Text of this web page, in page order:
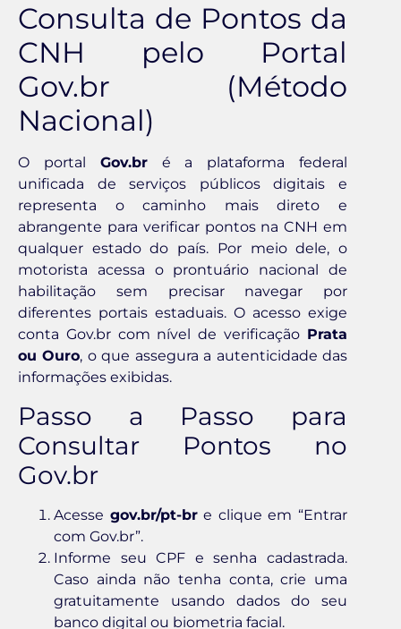
Consulta de Pontos da
CNH pelo Portal
Gov.br (Método
Nacional)
O portal Gov.bré a plataforma federal
unificada de serviços públicos digitais e
representa o caminho mais direto e
abrangente para verificar pontos na CNH em
qualquer estado do país. Por meio dele, o
motorista acessa o prontuário nacional de
habilitação sem precisar navegar por
diferentes portais estaduais. O acesso exige
conta Gov.br com nível de verificação Prata
ou Ouro, o que assegura a autenticidade das
informações exibidas.
Passo a Passo para
Consultar Pontos no
Gov.br
Acesse gov.br/pt-bre clique em “Entrar
com Gov.br”.
Informe seu CPF e senha cadastrada.
Caso ainda não tenha conta, crie uma
gratuitamente usando dados do seu
banco digital ou biometria facial.